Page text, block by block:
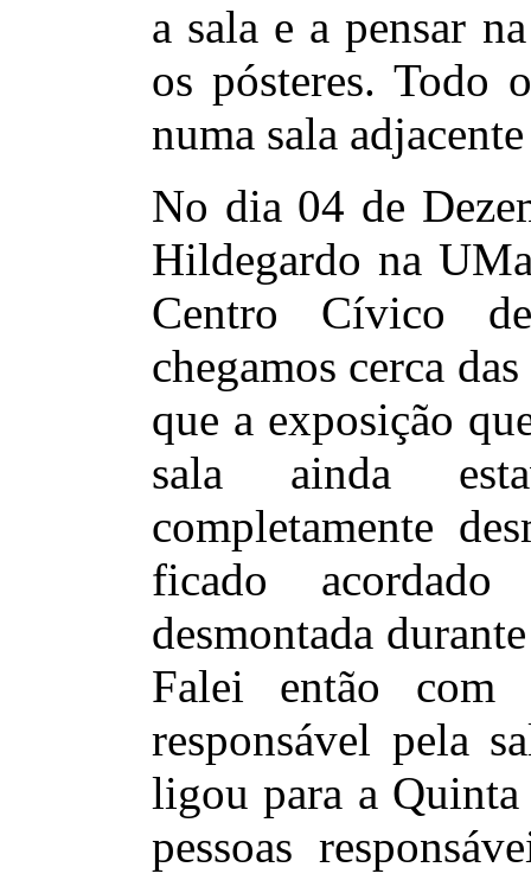
a sala e a pensar
os pósteres. Todo
numa sala
No dia 04 de
Hildegardo na
Centro Cívico
chegamos cerca
que a exposição
sala ainda
completamente
ficado
desmontada
Falei então com
responsável pela
ligou para a
pessoas